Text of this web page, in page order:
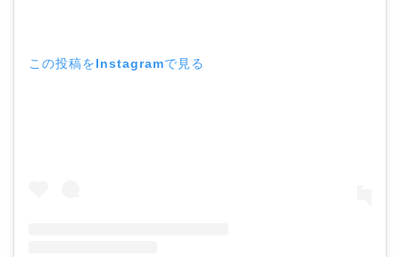
この投稿をInstagramで見る